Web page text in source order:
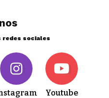
redes sociales
Youtube